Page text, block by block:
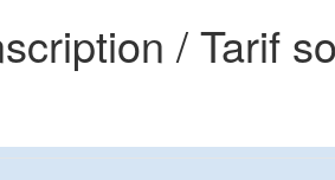
/ Tarif